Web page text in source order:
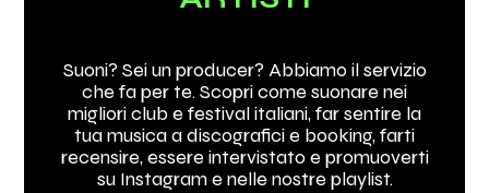
Suoni? Sei un producer? Abbiamo il servizio
che fa per te. Scopri come suonare nei
migliori club e festival italiani, far sentire la
tua musica a discografici e booking, farti
recensire, essere intervistato e promuoverti
su Instagram e nelle nostre playlist.